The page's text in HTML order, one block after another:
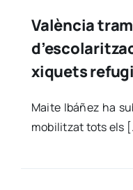
València
xiquets
Mai­te Ibá­ñez ha
mobi­litzat tots els